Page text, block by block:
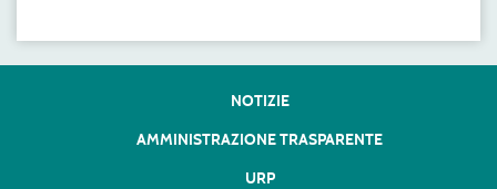
NOTIZIE
AMMINISTRAZIONE TRASPARENTE
URP